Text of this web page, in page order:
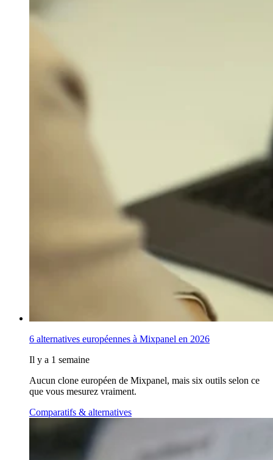
6 alternatives européennes à Mixpanel en 2026
Il y a 1 semaine
Aucun clone européen de Mixpanel, mais six outils selon ce
que vous mesurez vraiment.
Comparatifs & alternatives